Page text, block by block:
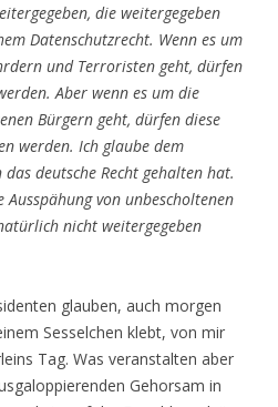
die weitergegeben
Datenschutzrecht. Wenn es um
und Terroristen geht, dürfen
Aber wenn es um die
Bürgern geht, dürfen diese
werden. Ich glaube dem
deutsche Recht gehalten hat.
von unbescholtenen
nicht weitergegeben
glauben, auch morgen
Sesselchen klebt, von mir
Tag. Was veranstalten aber
Gehorsam in